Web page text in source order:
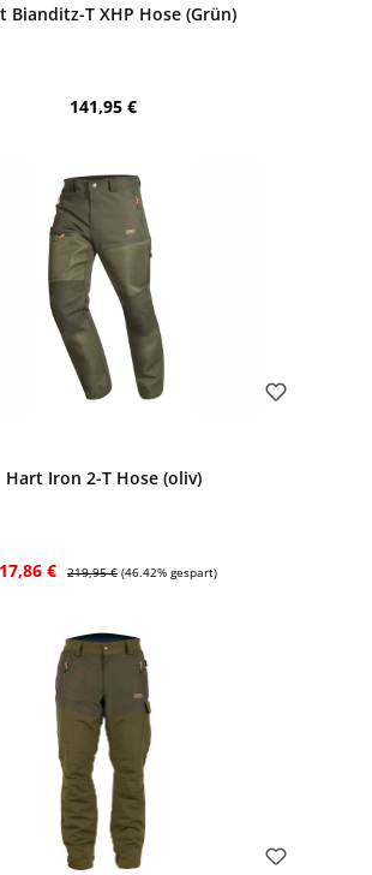
Bianditz-T XHP Hose (Grün)
Regulärer Preis:
141,95 €
Hart Iron 2-T Hose (oliv)
€ Regulärer Preis:
219,95 € (46.42% gespart)